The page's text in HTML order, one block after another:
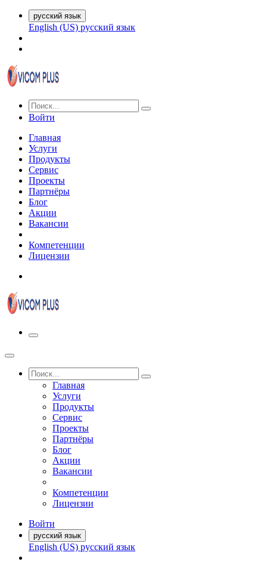
русский язык
English (US) русский язык
Войти
Главная
Услуги
Продукты
Сервис
Проекты
Партнёры
Блог
Акции
Вакансии
Компетенции
Лицензии
Главная
Услуги
Продукты
Сервис
Проекты
Партнёры
Блог
Акции
Вакансии
Компетенции
Лицензии
Войти
русский язык
English (US) русский язык